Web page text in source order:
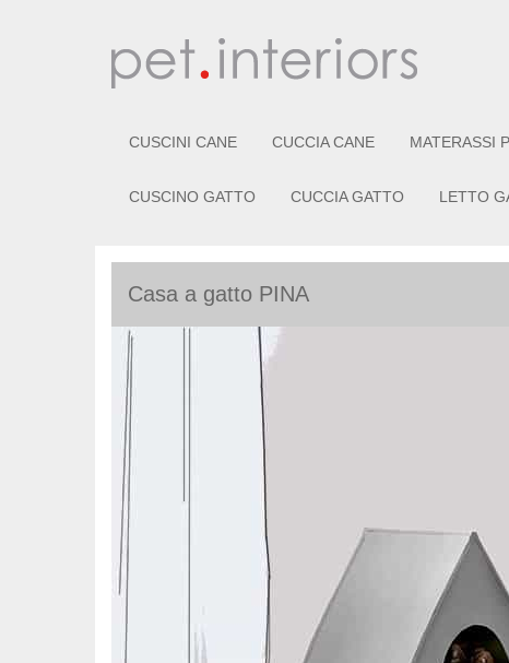
CUSCINI CANE CUCCIA CANE MATERASSI
CUSCINO GATTO CUCCIA GATTO LETTO
Casa a gatto PINA